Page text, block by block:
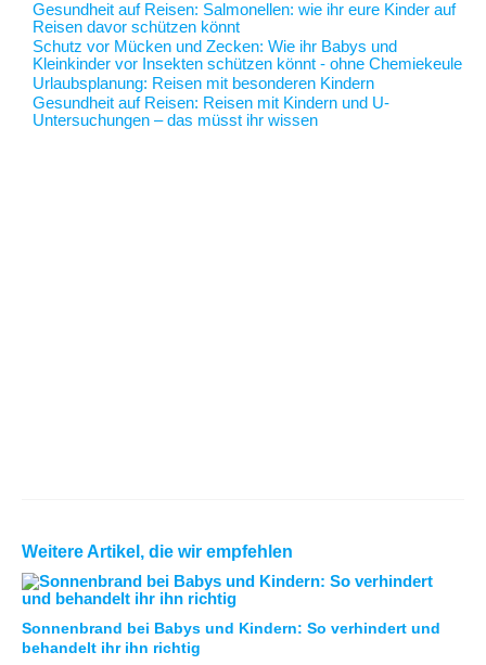
Gesundheit auf Reisen: Salmonellen: wie ihr eure Kinder auf
Reisen davor schützen könnt
Schutz vor Mücken und Zecken: Wie ihr Babys und
Kleinkinder vor Insekten schützen könnt - ohne Chemiekeule
Urlaubsplanung: Reisen mit besonderen Kindern
Gesundheit auf Reisen: Reisen mit Kindern und U-
Untersuchungen – das müsst ihr wissen
Weitere Artikel, die wir empfehlen
Sonnenbrand bei Babys und Kindern: So verhindert und
behandelt ihr ihn richtig